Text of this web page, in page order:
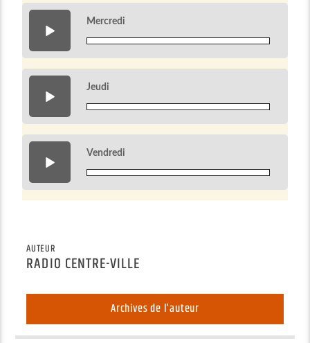
Mercredi
Jeudi
Vendredi
AUTEUR
RADIO CENTRE-VILLE
Archives de l'auteur